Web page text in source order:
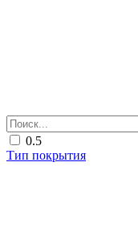
0.5
Тип покрытия